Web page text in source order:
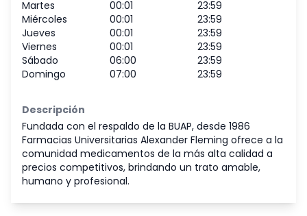
Martes
00:01
23:59
Miércoles
00:01
23:59
Jueves
00:01
23:59
Viernes
00:01
23:59
Sábado
06:00
23:59
Domingo
07:00 23:59
Descripción
Fundada con el respaldo de la BUAP, desde 1986
Farmacias Universitarias Alexander Fleming ofrece a la
comunidad medicamentos de la más alta calidad a
precios competitivos, brindando un trato amable,
humano y profesional.